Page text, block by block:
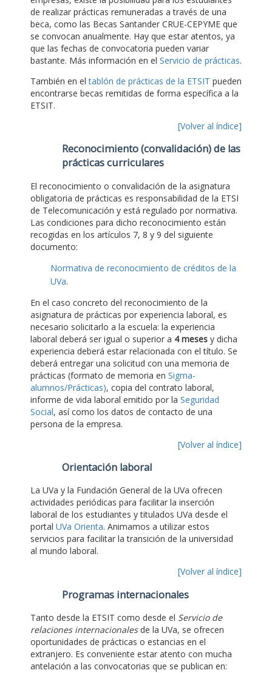
de realizar prácticas remuneradas a través de una
beca, como las Becas Santander CRUE-CEPYME que
se convocan anualmente. Hay que estar atentos, ya
que las fechas de convocatoria pueden variar
bastante. Más información en el Servicio de prácticas.
También en eltablón de prácticas de la ETSIT pueden
encontrarse becas remitidas de forma específica a la
ETSIT.
[Volver al índice]
Reconocimiento (convalidación) de las
prácticas curriculares
El reconocimiento o convalidación de la asignatura
obligatoria de prácticas es responsabilidad de la ETSI
de Telecomunicación y está regulado por normativa.
Las condiciones para dicho reconocimiento están
recogidas en los artículos 7, 8 y 9 del siguiente
documento:
Normativa de reconocimiento de créditos de la
UVa.
En el caso concreto del reconocimiento de la
asignatura de prácticas por experiencia laboral, es
necesario solicitarlo a la escuela: la experiencia
laboral deberá ser igual o superior a 4 meses y dicha
experiencia deberá estar relacionada con el título. Se
deberá entregar una solicitud con una memoria de
prácticas (formato de memoria en Sigma-
alumnos/Prácticas), copia del contrato laboral,
informe de vida laboral emitido por la Seguridad
Social, así como los datos de contacto de una
persona de la empresa.
[Volver al índice]
Orientación laboral
La UVa y la Fundación General de la UVa ofrecen
actividades periódicas para facilitar la inserción
laboral de los estudiantes y titulados UVa desde el
portal UVa Orienta. Animamos a utilizar estos
servicios para facilitar la transición de la universidad
al mundo laboral.
[Volver al índice]
Programas internacionales
Tanto desde la ETSIT como desde el Servicio de
relaciones internacionalesde la UVa, se ofrecen
oportunidades de prácticas o estancias en el
extranjero. Es conveniente estar atento con mucha
antelación a las convocatorias que se publican en: